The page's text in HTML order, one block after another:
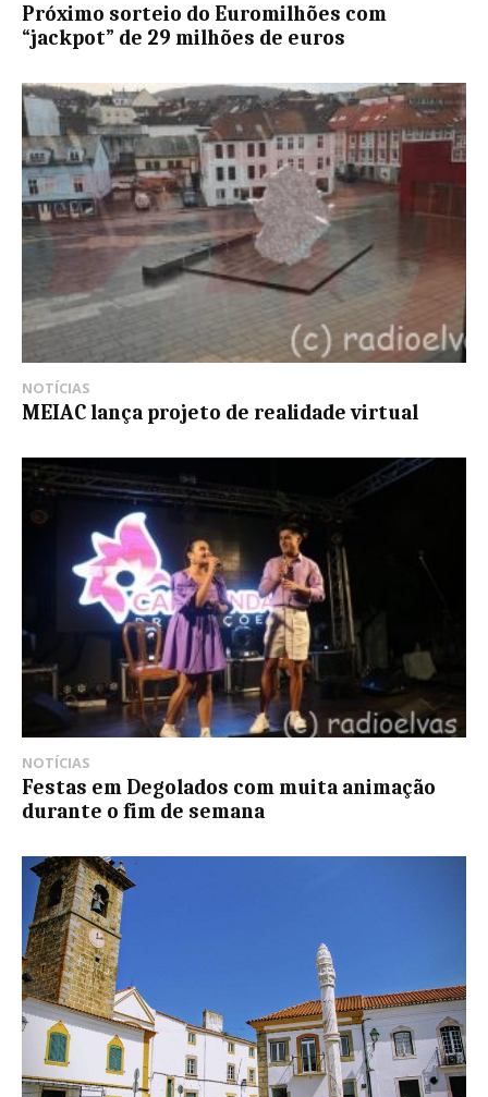
Próximo sorteio do Euromilhões com
“jackpot” de 29 milhões de euros
NOTÍCIAS
MEIAC lança projeto de realidade virtual
NOTÍCIAS
Festas em Degolados com muita animação
durante o fim de semana